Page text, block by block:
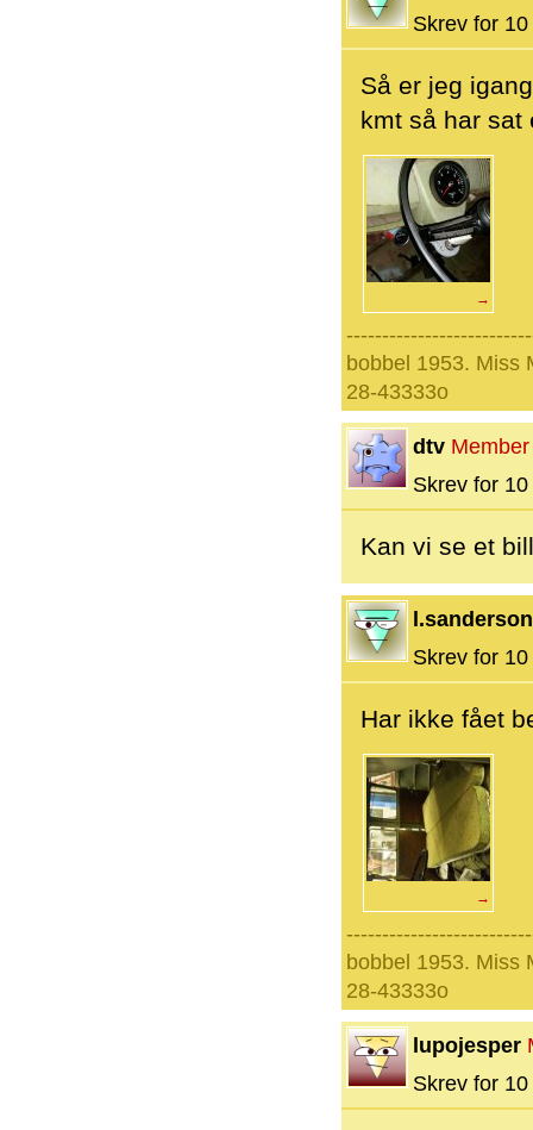
Skrev for
Så er jeg
kmt så har sat
→
bobbel 1953. Miss
28-43333o
dtv Member
Skrev for
Kan vi se et
l.sanderson
Skrev for
Har ikke fået
→
bobbel 1953. Miss
28-43333o
lupojesper
Skrev for